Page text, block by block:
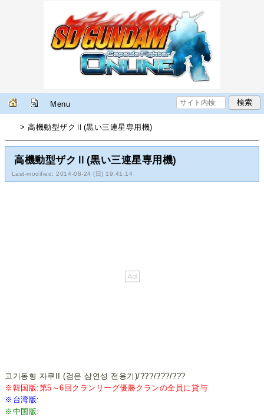
Menu
> 高機動型ザクⅡ(黒い三連星専用機)
高機動型ザクⅡ(黒い三連星専用機)
Last-modified: 2014-08-24 (日) 19:41:14
고기동형 자쿠II (검은 삼연성 전용기)/???/???/???
※韓国版:第5～6回クランリーグ優勝クランの全員に貸与
※台湾版:
※中国版: